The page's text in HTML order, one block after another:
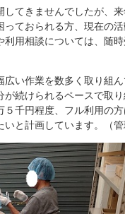
てきませんでしたが、
ておられる方、現在の
用相談については、随
い作業を数多く取り組ん
続けられるペースで取
千円程度、フル利用の
と計画しています。（管